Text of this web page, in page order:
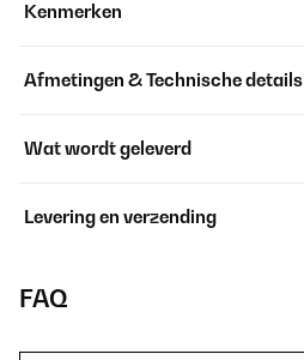
Kenmerken
Afmetingen & Technische details
Wat wordt geleverd
Levering en verzending
FAQ